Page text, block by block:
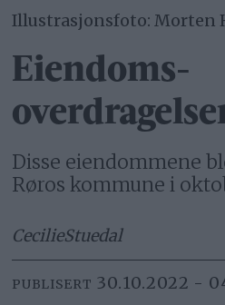
Illustrasjonsfoto: Morten
Eiendoms­
Disse eiendommene
Røros kommune i
CecilieStuedal
PUBLISERT 30.10.2022 -